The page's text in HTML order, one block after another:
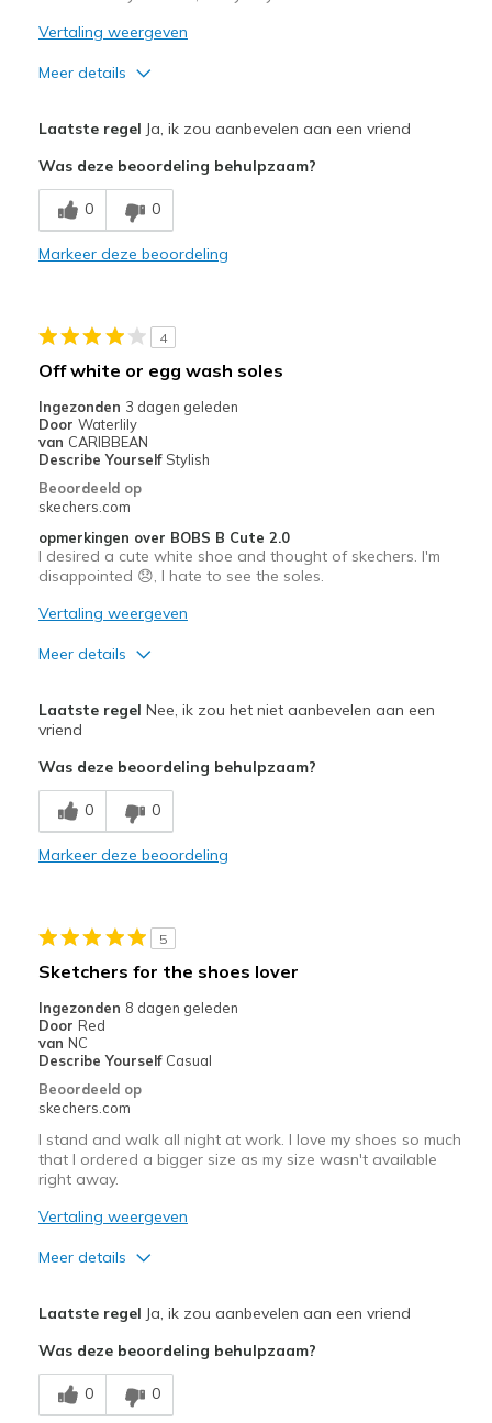
Width
View On Shoes
Vertaling weergeven
Meer details
Breathe Well
Comfortable
Beste toepassingen
Travel
Width
Sizing
View On Shoes
Shoes are for Wearing
Laatste regel Ja, ik zou aanbevelen aan een vriend
Was deze beoordeling behulpzaam?
0 0
Markeer deze beoordeling
4
Off white or egg wash soles
Ingezonden 3 dagen geleden
Door Waterlily
van CARIBBEAN
Describe Yourself Stylish
Beoordeeld op
skechers.com
opmerkingen over BOBS B Cute 2.0
I desired a cute white shoe and thought of skechers. I'm
disappointed 😞, I hate to see the soles.
Vertaling weergeven
Meer details
Comfortable
Durable
Beste toepassingen
Casual Wear
Travel
Width
Feels true to width
Sizing
Feels true to size
View On Shoes
Laatste regel Nee, ik zou het niet aanbevelen aan een
vriend
Was deze beoordeling behulpzaam?
0 0
Markeer deze beoordeling
5
Sketchers for the shoes lover
Ingezonden 8 dagen geleden
Door Red
van NC
Describe Yourself Casual
Beoordeeld op
skechers.com
I stand and walk all night at work. I love my shoes so much
that I ordered a bigger size as my size wasn't available
right away.
Vertaling weergeven
Meer details
Breathe Well
Comfortable
Laatste regel Ja, ik zou aanbevelen aan een vriend
Was deze beoordeling behulpzaam?
0 0